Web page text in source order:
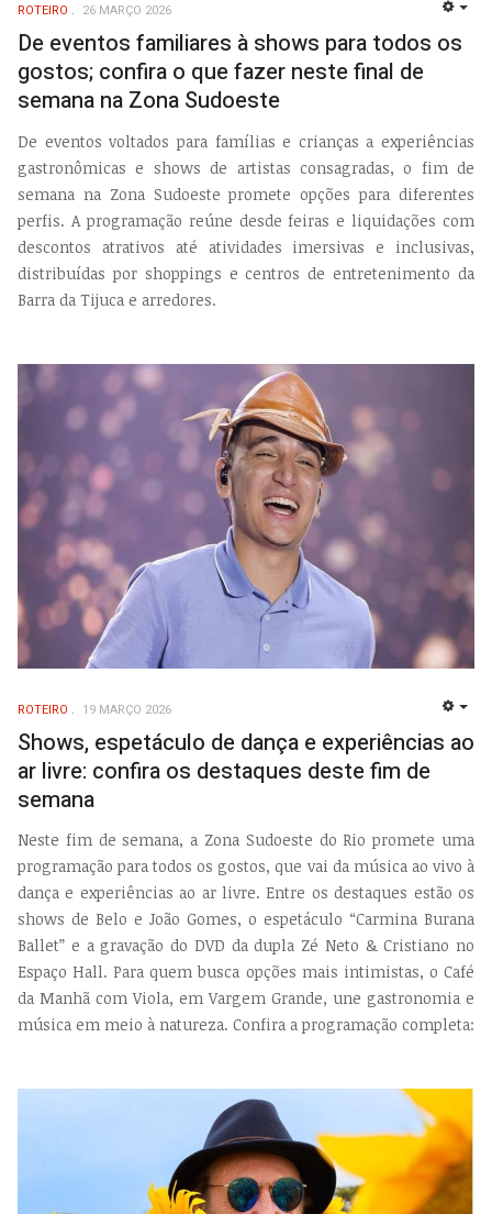
ROTEIRO 26 MARÇO 2026
De eventos familiares à shows para todos os
gostos; confira o que fazer neste final de
semana na Zona Sudoeste
De eventos voltados para famílias e crianças a experiências
gastronômicas e shows de artistas consagradas, o fim de
semana na Zona Sudoeste promete opções para diferentes
perfis. A programação reúne desde feiras e liquidações com
descontos atrativos até atividades imersivas e inclusivas,
distribuídas por shoppings e centros de entretenimento da
Barra da Tijuca e arredores.
ROTEIRO 19 MARÇO 2026
Shows, espetáculo de dança e experiências ao
ar livre: confira os destaques deste fim de
semana
Neste fim de semana, a Zona Sudoeste do Rio promete uma
programação para todos os gostos, que vai da música ao vivo à
dança e experiências ao ar livre. Entre os destaques estão os
shows de Belo e João Gomes, o espetáculo “Carmina Burana
Ballet” e a gravação do DVD da dupla Zé Neto & Cristiano no
Espaço Hall. Para quem busca opções mais intimistas, o Café
da Manhã com Viola, em Vargem Grande, une gastronomia e
música em meio à natureza. Confira a programação completa: